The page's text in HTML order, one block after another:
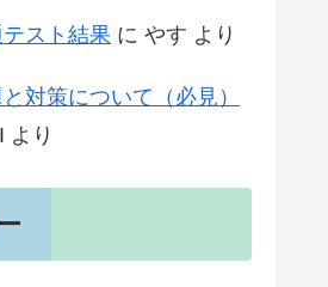
スト結果 に やす より
対策について（必見）
より